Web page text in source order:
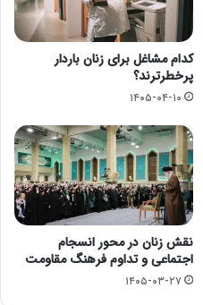
کدام مشاغل برای زنان باردار
پرخطرترند؟
۱۴۰۵-۰۴-۱۰
نقش زنان در محور انسجام
اجتماعی و تداوم فرهنگ مقاومت
۱۴۰۵-۰۳-۲۷